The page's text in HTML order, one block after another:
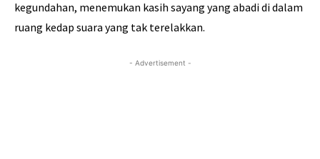
kegundahan, menemukan kasih sayang yang abadi di dalam
ruang kedap suara yang tak terelakkan.
- Advertisement -